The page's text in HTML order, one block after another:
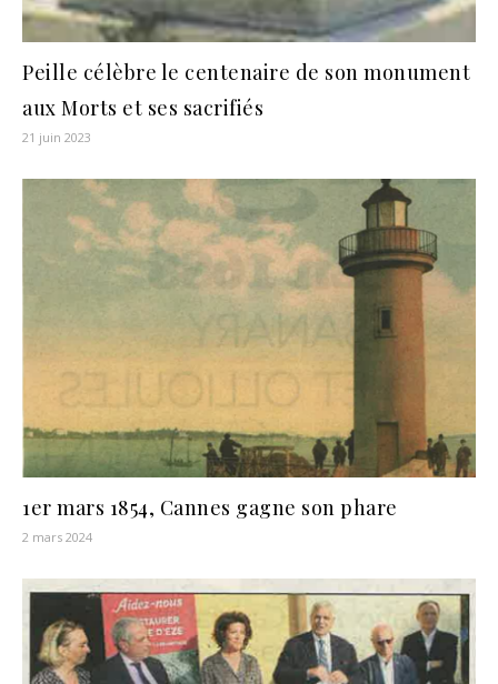
Peille célèbre le centenaire de son monument
aux Morts et ses sacrifiés
21 juin 2023
1er mars 1854, Cannes gagne son phare
2 mars 2024